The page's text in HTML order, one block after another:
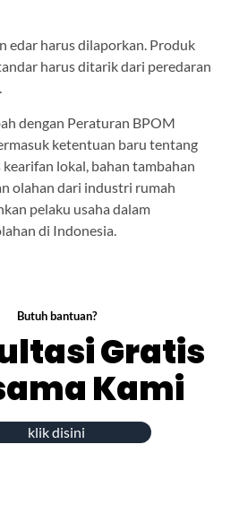
edar harus dilaporkan. Produk
harus ditarik dari peredaran
dengan Peraturan BPOM
ketentuan baru tentang
lokal, bahan tambahan
olahan dari industri rumah
pelaku usaha dalam
di Indonesia.
Butuh bantuan?
Gratis
Kami
klik disini